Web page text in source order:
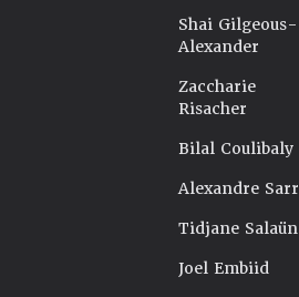
Shai Gilgeous-
Alexander
Zaccharie
Risacher
Bilal Coulibaly
Alexandre Sarr
Tidjane Salaün
Joel Embiid